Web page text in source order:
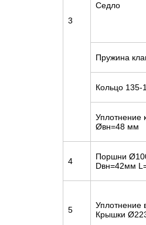
3
Седло
Пружина
Кольцо 135-
Уплотнение
Øвн=48 мм
4
Поршни
Dвн=42мм
5
Уплотнение
Крышки